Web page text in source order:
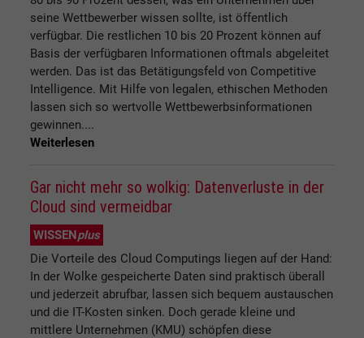
seine Wettbewerber wissen sollte, ist öffentlich
verfügbar. Die restlichen 10 bis 20 Prozent können auf
Basis der verfügbaren Informationen oftmals abgeleitet
werden. Das ist das Betätigungsfeld von Competitive
Intelligence. Mit Hilfe von legalen, ethischen Methoden
lassen sich so wertvolle Wettbewerbsinformationen
gewinnen....
Weiterlesen
Gar nicht mehr so wolkig: Datenverluste in der
Cloud sind vermeidbar
WISSENplus
Die Vorteile des Cloud Computings liegen auf der Hand:
In der Wolke gespeicherte Daten sind praktisch überall
und jederzeit abrufbar, lassen sich bequem austauschen
und die IT-Kosten sinken. Doch gerade kleine und
mittlere Unternehmen (KMU) schöpfen diese